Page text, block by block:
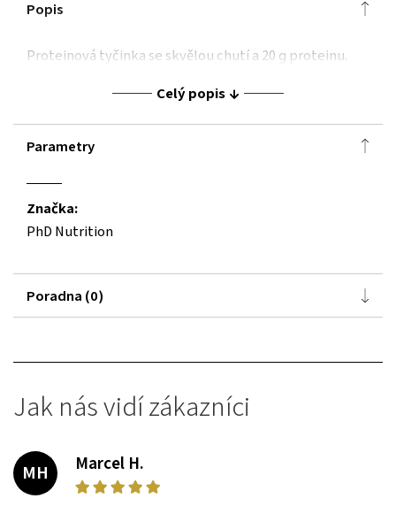
Popis
Proteinová tyčinka se skvělou chutí a 20 g proteinu.
Celý popis
Parametry
Značka:
PhD Nutrition
Poradna (0)
Jak nás vidí zákazníci
MH
Marcel H.